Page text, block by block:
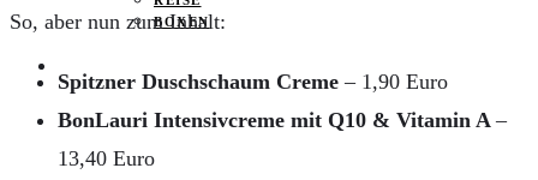
BOXEN
So, aber nun zum Inhalt:
Spitzner Duschschaum Creme – 1,90 Euro
BonLauri Intensivcreme mit Q10 & Vitamin A–
13,40 Euro